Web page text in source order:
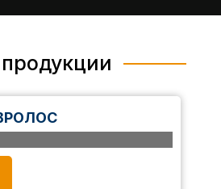
характеристиками и
Евролос — серии БИО, ПРО,